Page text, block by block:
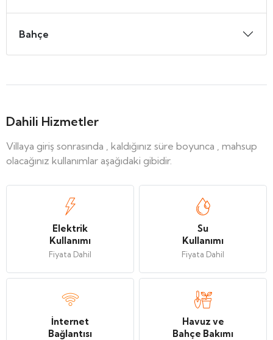
Bahçe
Dahili Hizmetler
Villaya giriş sonrasında , kaldığınız süre boyunca , mahsup
olacağınız kullanımlar aşağıdaki gibidir.
Elektrik
Kullanımı
Fiyata Dahil
Su
Kullanımı
Fiyata Dahil
İnternet
Bağlantısı
Havuz ve
Bahçe Bakımı